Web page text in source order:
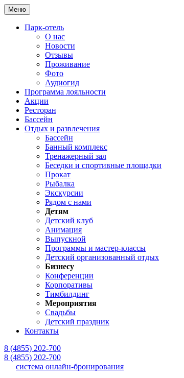
Меню
Парк-отель
О нас
Новости
Отзывы
Проживание
Фото
Аудиогид
Программа лояльности
Акции
Ресторан
Бассейн
Отдых и развлечения
Бассейн
Банный комплекс
Тренажерный зал
Беседки и спортивные площадки
Прокат
Рыбалка
Экскурсии
Рядом с нами
Детям
Детский клуб
Анимация
Выпускной
Программы и мастер-классы
Детский организованный отдых
Бизнесу
Конференции
Корпоративы
Тимбилдинг
Мероприятия
Свадьбы
Детский праздник
Контакты
8 (4855) 202-700
8 (4855) 202-700
система онлайн-бронирования